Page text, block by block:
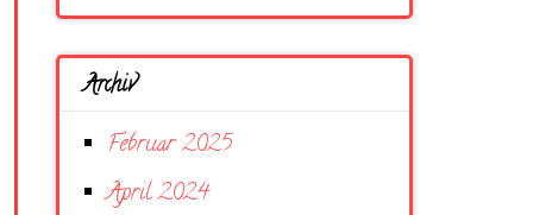
Archiv
Februar 2025
April 2024